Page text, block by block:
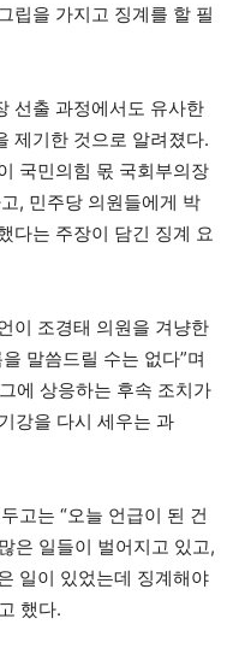
립을 가지고 징계를 할 필
선출 과정에서도 유사한
제기한 것으로 알려졌다.
국민의힘 몫 국회부의장
, 민주당 의원들에게 박
다는 주장이 담긴 징계 요
이 조경태 의원을 겨냥한
말씀드릴 수는 없다”며
에 상응하는 후속 조치가
강을 다시 세우는 과
고는 “오늘 언급이 된 건
은 일들이 벌어지고 있고,
일이 있었는데 징계해야
했다.